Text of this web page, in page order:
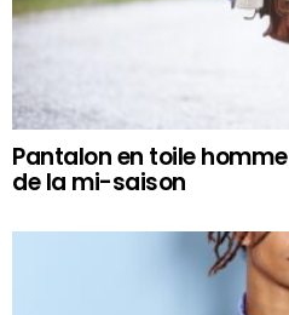
Pantalon en toile
de la mi-saison